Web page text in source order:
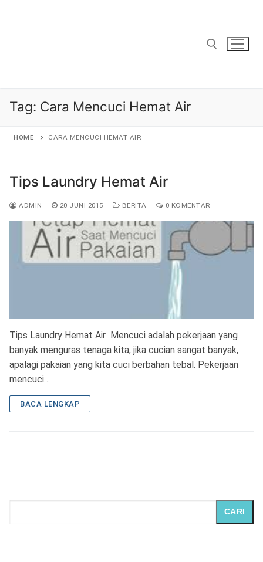
Tag: Cara Mencuci Hemat Air
HOME CARA MENCUCI HEMAT AIR
Tips Laundry Hemat Air
ADMIN 20 JUNI 2015 BERITA 0 KOMENTAR
Tips Laundry Hemat Air Mencuci adalah pekerjaan yang
banyak menguras tenaga kita, jika cucian sangat banyak,
apalagi pakaian yang kita cuci berbahan tebal. Pekerjaan
mencuci…
BACA LENGKAP
CARI